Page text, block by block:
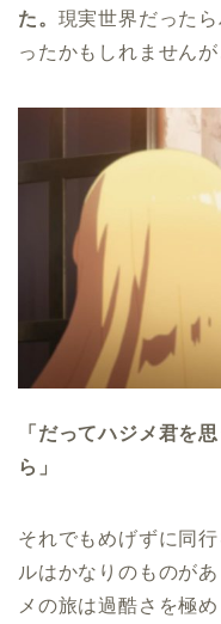
た。 現実世界だった
ったかもしれません
「だってハジメ君を
ら」
それでもめげずに同
ルはかなりのものが
メの旅は過酷さを極